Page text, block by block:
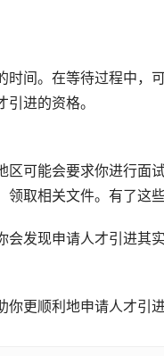
时间。在等待过程中，
进的资格。
区可能会要求你进行面
领取相关文件。有了这
会发现申请人才引进其
你更顺利地申请人才引